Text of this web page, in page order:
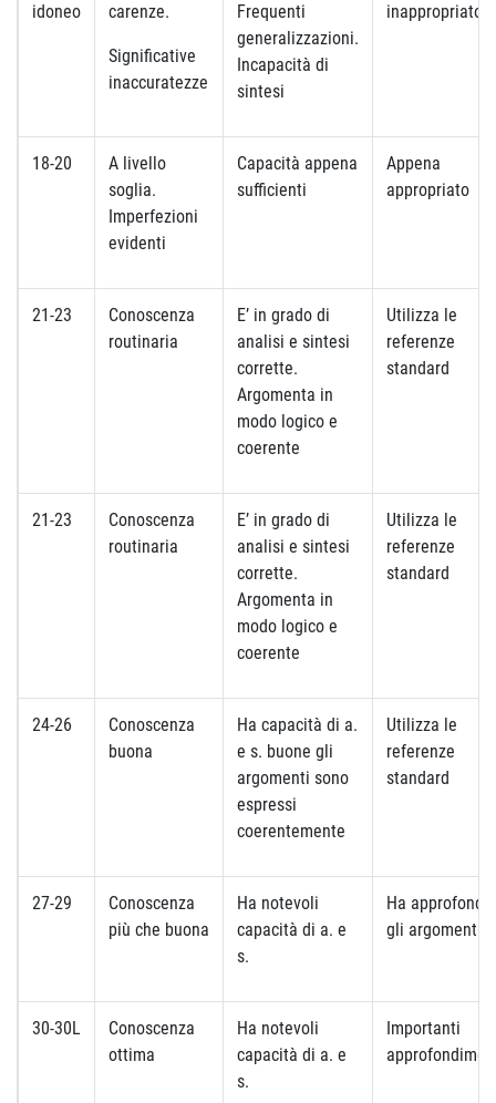
idoneo
carenze.
Significative
inaccuratezze
Frequenti
generalizzazioni.
Incapacità di
sintesi
inappropriato
18-20
A livello
soglia.
Imperfezioni
evidenti
Capacità appena
sufficienti
Appena
appropriato
21-23
Conoscenza
routinaria
E’ in grado di
analisi e sintesi
corrette.
Argomenta in
modo logico e
coerente
Utilizza le
referenze
standard
21-23
Conoscenza
routinaria
E’ in grado di
analisi e sintesi
corrette.
Argomenta in
modo logico e
coerente
Utilizza le
referenze
standard
24-26
Conoscenza
buona
Ha capacità di a.
e s. buone gli
argomenti sono
espressi
coerentemente
Utilizza le
referenze
standard
27-29
Conoscenza
più che buona
Ha notevoli
capacità di a. e
s.
Ha
gli argomenti
30-30L
Conoscenza
ottima
Ha notevoli
capacità di a. e
s.
Importanti